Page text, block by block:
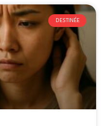
DESTINÉE